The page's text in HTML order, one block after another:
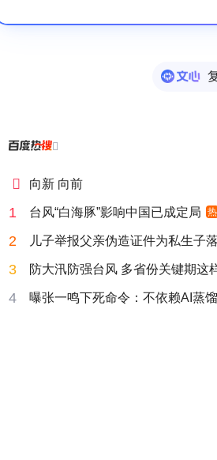

 向新 向前
1 台风“白海豚”影响中国已成定局 热
2 儿子举报父亲伪造证件为私生子
3 防大汛防强台风 多省份关键期这
4 曝张一鸣下死命令：不依赖AI蒸馏技术